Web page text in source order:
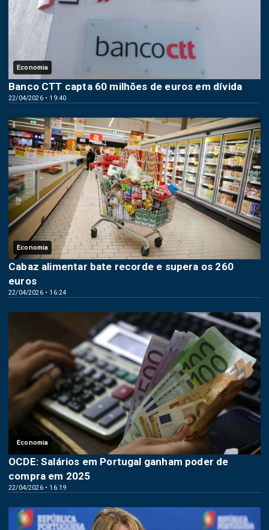
Economia
22/04/2026 • 19:40
Banco CTT capta 60 milhões de euros em dívida
Economia
22/04/2026 • 16:24
Cabaz alimentar bate recorde e supera os 260
euros
Economia
22/04/2026 • 16:19
OCDE: Salários em Portugal ganham poder de
compra em 2025